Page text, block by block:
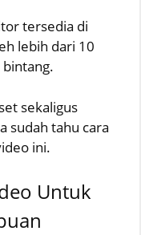
tersedia di
lebih dari 10
sekaligus
sudah tahu cara
ini.
Untuk